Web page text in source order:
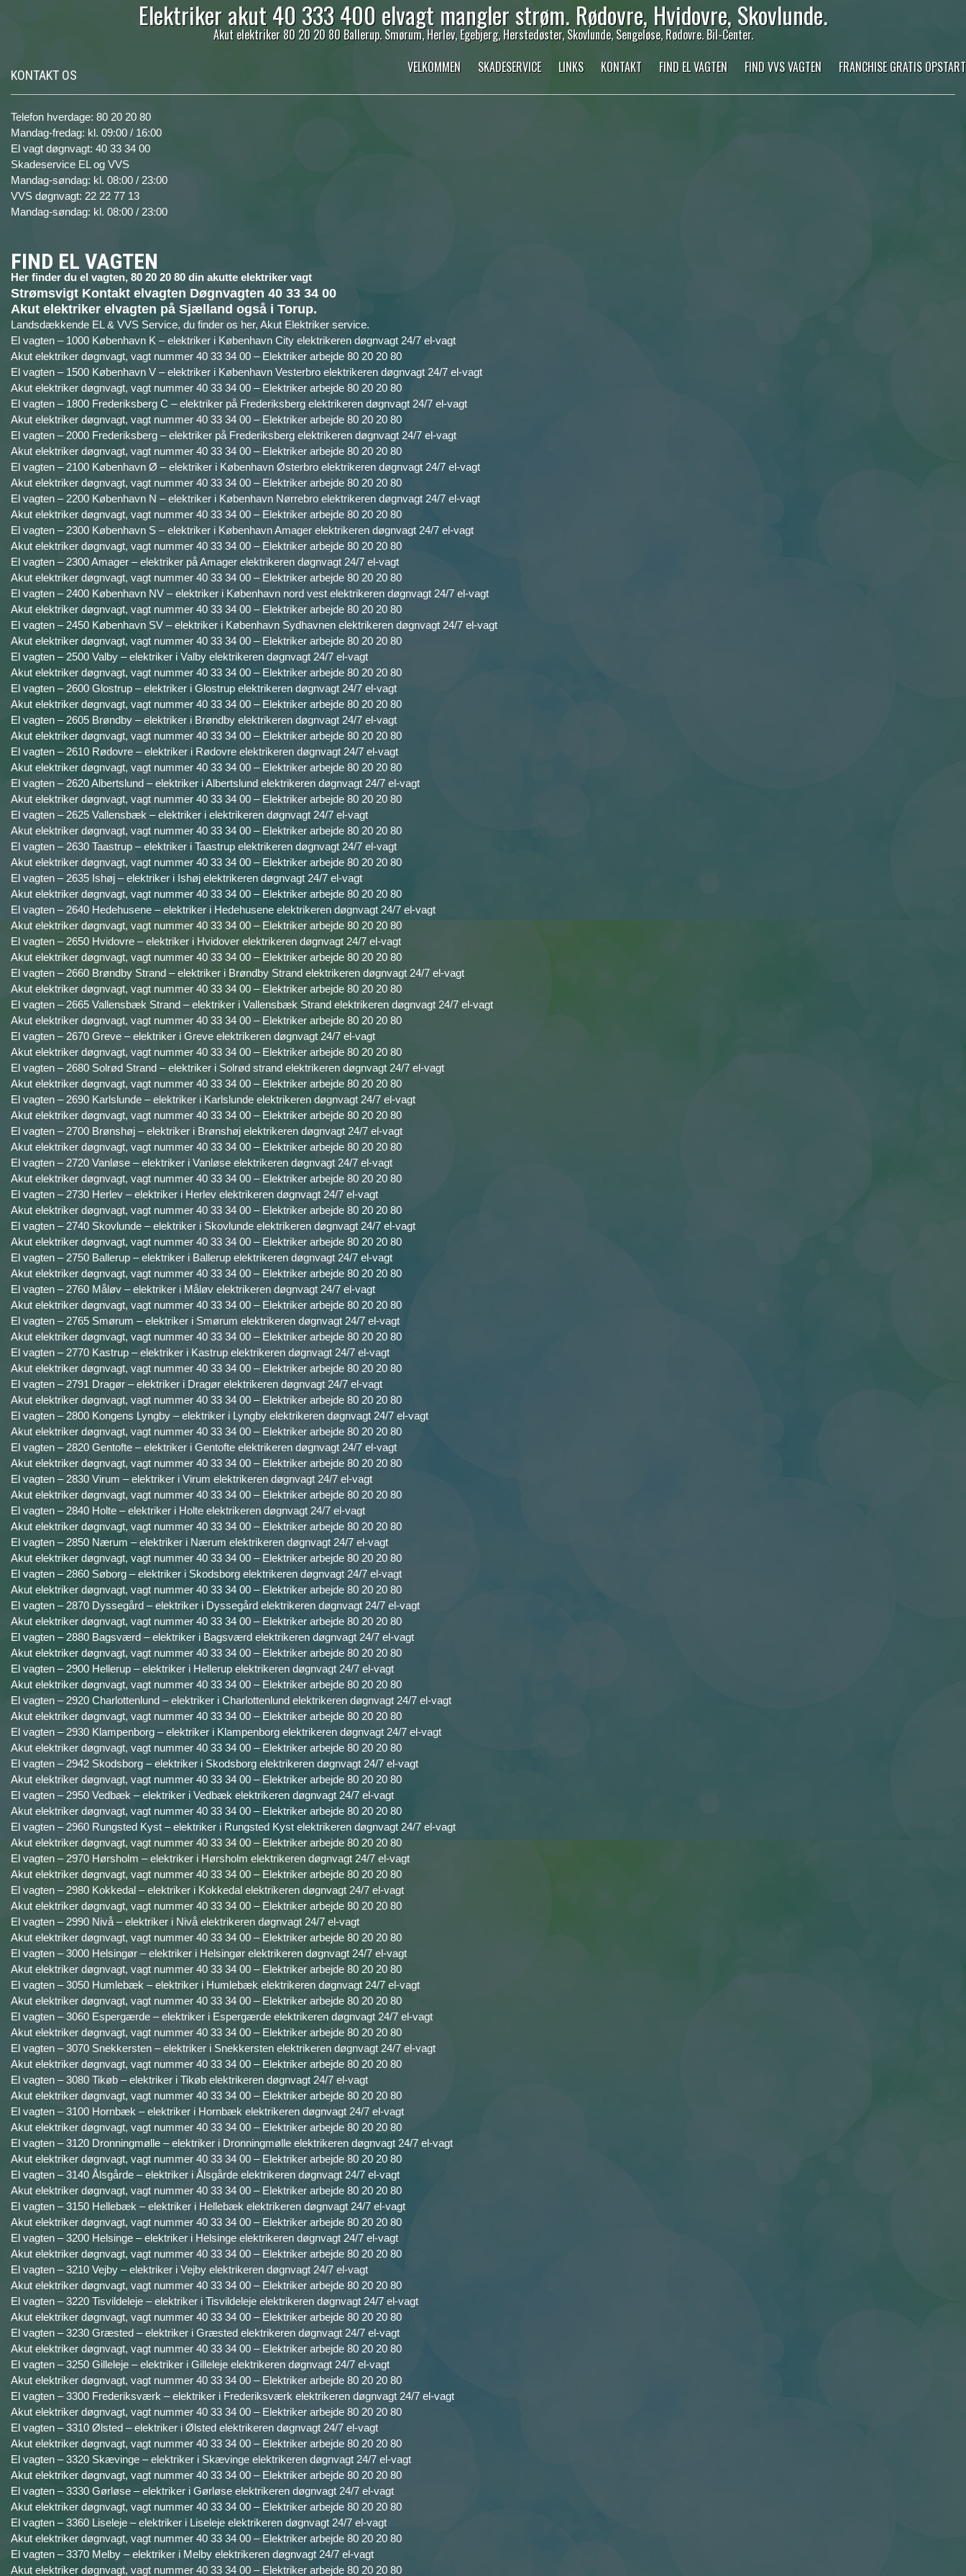
Elektriker akut 40 333 400 elvagt mangler strøm. Rødovre, Hvidovre, Skovlunde.
Akut elektriker 80 20 20 80 Ballerup. Smørum, Herlev, Egebjerg, Herstedøster, Skovlunde, Sengeløse, Rødovre. Bil-Center.
VELKOMMEN
SKADESERVICE LINKS KONTAKT FIND EL VAGTEN FIND VVS VAGTEN FRANCHISE GRATIS OPSTART
KONTAKT OS
Telefon hverdage: 80 20 20 80
Mandag-fredag: kl. 09:00 / 16:00
El vagt døgnvagt: 40 33 34 00
Skadeservice EL og VVS
Mandag-søndag: kl. 08:00 / 23:00
VVS døgnvagt: 22 22 77 13
Mandag-søndag: kl. 08:00 / 23:00
FIND EL VAGTEN
Her finder du el vagten, 80 20 20 80 din akutte elektriker vagt
Strømsvigt Kontakt elvagten Døgnvagten 40 33 34 00
Akut elektriker elvagten på Sjælland også i Torup.
Landsdækkende EL & VVS Service, du finder os her, Akut Elektriker service.
El vagten – 1000 København K – elektriker i København City elektrikeren døgnvagt 24/7 el-vagt
Akut elektriker døgnvagt, vagt nummer 40 33 34 00 – Elektriker arbejde 80 20 20 80
El vagten – 1500 København V – elektriker i København Vesterbro elektrikeren døgnvagt 24/7 el-vagt
Akut elektriker døgnvagt, vagt nummer 40 33 34 00 – Elektriker arbejde 80 20 20 80
El vagten – 1800 Frederiksberg C – elektriker på Frederiksberg elektrikeren døgnvagt 24/7 el-vagt
Akut elektriker døgnvagt, vagt nummer 40 33 34 00 – Elektriker arbejde 80 20 20 80
El vagten – 2000 Frederiksberg – elektriker på Frederiksberg elektrikeren døgnvagt 24/7 el-vagt
Akut elektriker døgnvagt, vagt nummer 40 33 34 00 – Elektriker arbejde 80 20 20 80
El vagten – 2100 København Ø – elektriker i København Østerbro elektrikeren døgnvagt 24/7 el-vagt
Akut elektriker døgnvagt, vagt nummer 40 33 34 00 – Elektriker arbejde 80 20 20 80
El vagten – 2200 København N – elektriker i København Nørrebro elektrikeren døgnvagt 24/7 el-vagt
Akut elektriker døgnvagt, vagt nummer 40 33 34 00 – Elektriker arbejde 80 20 20 80
El vagten – 2300 København S – elektriker i København Amager elektrikeren døgnvagt 24/7 el-vagt
Akut elektriker døgnvagt, vagt nummer 40 33 34 00 – Elektriker arbejde 80 20 20 80
El vagten – 2300 Amager – elektriker på Amager elektrikeren døgnvagt 24/7 el-vagt
Akut elektriker døgnvagt, vagt nummer 40 33 34 00 – Elektriker arbejde 80 20 20 80
El vagten – 2400 København NV – elektriker i København nord vest elektrikeren døgnvagt 24/7 el-vagt
Akut elektriker døgnvagt, vagt nummer 40 33 34 00 – Elektriker arbejde 80 20 20 80
El vagten – 2450 København SV – elektriker i København Sydhavnen elektrikeren døgnvagt 24/7 el-vagt
Akut elektriker døgnvagt, vagt nummer 40 33 34 00 – Elektriker arbejde 80 20 20 80
El vagten – 2500 Valby – elektriker i Valby elektrikeren døgnvagt 24/7 el-vagt
Akut elektriker døgnvagt, vagt nummer 40 33 34 00 – Elektriker arbejde 80 20 20 80
El vagten – 2600 Glostrup – elektriker i Glostrup elektrikeren døgnvagt 24/7 el-vagt
Akut elektriker døgnvagt, vagt nummer 40 33 34 00 – Elektriker arbejde 80 20 20 80
El vagten – 2605 Brøndby – elektriker i Brøndby elektrikeren døgnvagt 24/7 el-vagt
Akut elektriker døgnvagt, vagt nummer 40 33 34 00 – Elektriker arbejde 80 20 20 80
El vagten – 2610 Rødovre – elektriker i Rødovre elektrikeren døgnvagt 24/7 el-vagt
Akut elektriker døgnvagt, vagt nummer 40 33 34 00 – Elektriker arbejde 80 20 20 80
El vagten – 2620 Albertslund – elektriker i Albertslund elektrikeren døgnvagt 24/7 el-vagt
Akut elektriker døgnvagt, vagt nummer 40 33 34 00 – Elektriker arbejde 80 20 20 80
El vagten – 2625 Vallensbæk – elektriker i elektrikeren døgnvagt 24/7 el-vagt
Akut elektriker døgnvagt, vagt nummer 40 33 34 00 – Elektriker arbejde 80 20 20 80
El vagten – 2630 Taastrup – elektriker i Taastrup elektrikeren døgnvagt 24/7 el-vagt
Akut elektriker døgnvagt, vagt nummer 40 33 34 00 – Elektriker arbejde 80 20 20 80
El vagten – 2635 Ishøj – elektriker i Ishøj elektrikeren døgnvagt 24/7 el-vagt
Akut elektriker døgnvagt, vagt nummer 40 33 34 00 – Elektriker arbejde 80 20 20 80
El vagten – 2640 Hedehusene – elektriker i Hedehusene elektrikeren døgnvagt 24/7 el-vagt
Akut elektriker døgnvagt, vagt nummer 40 33 34 00 – Elektriker arbejde 80 20 20 80
El vagten – 2650 Hvidovre – elektriker i Hvidover elektrikeren døgnvagt 24/7 el-vagt
Akut elektriker døgnvagt, vagt nummer 40 33 34 00 – Elektriker arbejde 80 20 20 80
El vagten – 2660 Brøndby Strand – elektriker i Brøndby Strand elektrikeren døgnvagt 24/7 el-vagt
Akut elektriker døgnvagt, vagt nummer 40 33 34 00 – Elektriker arbejde 80 20 20 80
El vagten – 2665 Vallensbæk Strand – elektriker i Vallensbæk Strand elektrikeren døgnvagt 24/7 el-vagt
Akut elektriker døgnvagt, vagt nummer 40 33 34 00 – Elektriker arbejde 80 20 20 80
El vagten – 2670 Greve – elektriker i Greve elektrikeren døgnvagt 24/7 el-vagt
Akut elektriker døgnvagt, vagt nummer 40 33 34 00 – Elektriker arbejde 80 20 20 80
El vagten – 2680 Solrød Strand – elektriker i Solrød strand elektrikeren døgnvagt 24/7 el-vagt
Akut elektriker døgnvagt, vagt nummer 40 33 34 00 – Elektriker arbejde 80 20 20 80
El vagten – 2690 Karlslunde – elektriker i Karlslunde elektrikeren døgnvagt 24/7 el-vagt
Akut elektriker døgnvagt, vagt nummer 40 33 34 00 – Elektriker arbejde 80 20 20 80
El vagten – 2700 Brønshøj – elektriker i Brønshøj elektrikeren døgnvagt 24/7 el-vagt
Akut elektriker døgnvagt, vagt nummer 40 33 34 00 – Elektriker arbejde 80 20 20 80
El vagten – 2720 Vanløse – elektriker i Vanløse elektrikeren døgnvagt 24/7 el-vagt
Akut elektriker døgnvagt, vagt nummer 40 33 34 00 – Elektriker arbejde 80 20 20 80
El vagten – 2730 Herlev – elektriker i Herlev elektrikeren døgnvagt 24/7 el-vagt
Akut elektriker døgnvagt, vagt nummer 40 33 34 00 – Elektriker arbejde 80 20 20 80
El vagten – 2740 Skovlunde – elektriker i Skovlunde elektrikeren døgnvagt 24/7 el-vagt
Akut elektriker døgnvagt, vagt nummer 40 33 34 00 – Elektriker arbejde 80 20 20 80
El vagten – 2750 Ballerup – elektriker i Ballerup elektrikeren døgnvagt 24/7 el-vagt
Akut elektriker døgnvagt, vagt nummer 40 33 34 00 – Elektriker arbejde 80 20 20 80
El vagten – 2760 Måløv – elektriker i Måløv elektrikeren døgnvagt 24/7 el-vagt
Akut elektriker døgnvagt, vagt nummer 40 33 34 00 – Elektriker arbejde 80 20 20 80
El vagten – 2765 Smørum – elektriker i Smørum elektrikeren døgnvagt 24/7 el-vagt
Akut elektriker døgnvagt, vagt nummer 40 33 34 00 – Elektriker arbejde 80 20 20 80
El vagten – 2770 Kastrup – elektriker i Kastrup elektrikeren døgnvagt 24/7 el-vagt
Akut elektriker døgnvagt, vagt nummer 40 33 34 00 – Elektriker arbejde 80 20 20 80
El vagten – 2791 Dragør – elektriker i Dragør elektrikeren døgnvagt 24/7 el-vagt
Akut elektriker døgnvagt, vagt nummer 40 33 34 00 – Elektriker arbejde 80 20 20 80
El vagten – 2800 Kongens Lyngby – elektriker i Lyngby elektrikeren døgnvagt 24/7 el-vagt
Akut elektriker døgnvagt, vagt nummer 40 33 34 00 – Elektriker arbejde 80 20 20 80
El vagten – 2820 Gentofte – elektriker i Gentofte elektrikeren døgnvagt 24/7 el-vagt
Akut elektriker døgnvagt, vagt nummer 40 33 34 00 – Elektriker arbejde 80 20 20 80
El vagten – 2830 Virum – elektriker i Virum elektrikeren døgnvagt 24/7 el-vagt
Akut elektriker døgnvagt, vagt nummer 40 33 34 00 – Elektriker arbejde 80 20 20 80
El vagten – 2840 Holte – elektriker i Holte elektrikeren døgnvagt 24/7 el-vagt
Akut elektriker døgnvagt, vagt nummer 40 33 34 00 – Elektriker arbejde 80 20 20 80
El vagten – 2850 Nærum – elektriker i Nærum elektrikeren døgnvagt 24/7 el-vagt
Akut elektriker døgnvagt, vagt nummer 40 33 34 00 – Elektriker arbejde 80 20 20 80
El vagten – 2860 Søborg – elektriker i Skodsborg elektrikeren døgnvagt 24/7 el-vagt
Akut elektriker døgnvagt, vagt nummer 40 33 34 00 – Elektriker arbejde 80 20 20 80
El vagten – 2870 Dyssegård – elektriker i Dyssegård elektrikeren døgnvagt 24/7 el-vagt
Akut elektriker døgnvagt, vagt nummer 40 33 34 00 – Elektriker arbejde 80 20 20 80
El vagten – 2880 Bagsværd – elektriker i Bagsværd elektrikeren døgnvagt 24/7 el-vagt
Akut elektriker døgnvagt, vagt nummer 40 33 34 00 – Elektriker arbejde 80 20 20 80
El vagten – 2900 Hellerup – elektriker i Hellerup elektrikeren døgnvagt 24/7 el-vagt
Akut elektriker døgnvagt, vagt nummer 40 33 34 00 – Elektriker arbejde 80 20 20 80
El vagten – 2920 Charlottenlund – elektriker i Charlottenlund elektrikeren døgnvagt 24/7 el-vagt
Akut elektriker døgnvagt, vagt nummer 40 33 34 00 – Elektriker arbejde 80 20 20 80
El vagten – 2930 Klampenborg – elektriker i Klampenborg elektrikeren døgnvagt 24/7 el-vagt
Akut elektriker døgnvagt, vagt nummer 40 33 34 00 – Elektriker arbejde 80 20 20 80
El vagten – 2942 Skodsborg – elektriker i Skodsborg elektrikeren døgnvagt 24/7 el-vagt
Akut elektriker døgnvagt, vagt nummer 40 33 34 00 – Elektriker arbejde 80 20 20 80
El vagten – 2950 Vedbæk – elektriker i Vedbæk elektrikeren døgnvagt 24/7 el-vagt
Akut elektriker døgnvagt, vagt nummer 40 33 34 00 – Elektriker arbejde 80 20 20 80
El vagten – 2960 Rungsted Kyst – elektriker i Rungsted Kyst elektrikeren døgnvagt 24/7 el-vagt
Akut elektriker døgnvagt, vagt nummer 40 33 34 00 – Elektriker arbejde 80 20 20 80
El vagten – 2970 Hørsholm – elektriker i Hørsholm elektrikeren døgnvagt 24/7 el-vagt
Akut elektriker døgnvagt, vagt nummer 40 33 34 00 – Elektriker arbejde 80 20 20 80
El vagten – 2980 Kokkedal – elektriker i Kokkedal elektrikeren døgnvagt 24/7 el-vagt
Akut elektriker døgnvagt, vagt nummer 40 33 34 00 – Elektriker arbejde 80 20 20 80
El vagten – 2990 Nivå – elektriker i Nivå elektrikeren døgnvagt 24/7 el-vagt
Akut elektriker døgnvagt, vagt nummer 40 33 34 00 – Elektriker arbejde 80 20 20 80
El vagten – 3000 Helsingør – elektriker i Helsingør elektrikeren døgnvagt 24/7 el-vagt
Akut elektriker døgnvagt, vagt nummer 40 33 34 00 – Elektriker arbejde 80 20 20 80
El vagten – 3050 Humlebæk – elektriker i Humlebæk elektrikeren døgnvagt 24/7 el-vagt
Akut elektriker døgnvagt, vagt nummer 40 33 34 00 – Elektriker arbejde 80 20 20 80
El vagten – 3060 Espergærde – elektriker i Espergærde elektrikeren døgnvagt 24/7 el-vagt
Akut elektriker døgnvagt, vagt nummer 40 33 34 00 – Elektriker arbejde 80 20 20 80
El vagten – 3070 Snekkersten – elektriker i Snekkersten elektrikeren døgnvagt 24/7 el-vagt
Akut elektriker døgnvagt, vagt nummer 40 33 34 00 – Elektriker arbejde 80 20 20 80
El vagten – 3080 Tikøb – elektriker i Tikøb elektrikeren døgnvagt 24/7 el-vagt
Akut elektriker døgnvagt, vagt nummer 40 33 34 00 – Elektriker arbejde 80 20 20 80
El vagten – 3100 Hornbæk – elektriker i Hornbæk elektrikeren døgnvagt 24/7 el-vagt
Akut elektriker døgnvagt, vagt nummer 40 33 34 00 – Elektriker arbejde 80 20 20 80
El vagten – 3120 Dronningmølle – elektriker i Dronningmølle elektrikeren døgnvagt 24/7 el-vagt
Akut elektriker døgnvagt, vagt nummer 40 33 34 00 – Elektriker arbejde 80 20 20 80
El vagten – 3140 Ålsgårde – elektriker i Ålsgårde elektrikeren døgnvagt 24/7 el-vagt
Akut elektriker døgnvagt, vagt nummer 40 33 34 00 – Elektriker arbejde 80 20 20 80
El vagten – 3150 Hellebæk – elektriker i Hellebæk elektrikeren døgnvagt 24/7 el-vagt
Akut elektriker døgnvagt, vagt nummer 40 33 34 00 – Elektriker arbejde 80 20 20 80
El vagten – 3200 Helsinge – elektriker i Helsinge elektrikeren døgnvagt 24/7 el-vagt
Akut elektriker døgnvagt, vagt nummer 40 33 34 00 – Elektriker arbejde 80 20 20 80
El vagten – 3210 Vejby – elektriker i Vejby elektrikeren døgnvagt 24/7 el-vagt
Akut elektriker døgnvagt, vagt nummer 40 33 34 00 – Elektriker arbejde 80 20 20 80
El vagten – 3220 Tisvildeleje – elektriker i Tisvildeleje elektrikeren døgnvagt 24/7 el-vagt
Akut elektriker døgnvagt, vagt nummer 40 33 34 00 – Elektriker arbejde 80 20 20 80
El vagten – 3230 Græsted – elektriker i Græsted elektrikeren døgnvagt 24/7 el-vagt
Akut elektriker døgnvagt, vagt nummer 40 33 34 00 – Elektriker arbejde 80 20 20 80
El vagten – 3250 Gilleleje – elektriker i Gilleleje elektrikeren døgnvagt 24/7 el-vagt
Akut elektriker døgnvagt, vagt nummer 40 33 34 00 – Elektriker arbejde 80 20 20 80
El vagten – 3300 Frederiksværk – elektriker i Frederiksværk elektrikeren døgnvagt 24/7 el-vagt
Akut elektriker døgnvagt, vagt nummer 40 33 34 00 – Elektriker arbejde 80 20 20 80
El vagten – 3310 Ølsted – elektriker i Ølsted elektrikeren døgnvagt 24/7 el-vagt
Akut elektriker døgnvagt, vagt nummer 40 33 34 00 – Elektriker arbejde 80 20 20 80
El vagten – 3320 Skævinge – elektriker i Skævinge elektrikeren døgnvagt 24/7 el-vagt
Akut elektriker døgnvagt, vagt nummer 40 33 34 00 – Elektriker arbejde 80 20 20 80
El vagten – 3330 Gørløse – elektriker i Gørløse elektrikeren døgnvagt 24/7 el-vagt
Akut elektriker døgnvagt, vagt nummer 40 33 34 00 – Elektriker arbejde 80 20 20 80
El vagten – 3360 Liseleje – elektriker i Liseleje elektrikeren døgnvagt 24/7 el-vagt
Akut elektriker døgnvagt, vagt nummer 40 33 34 00 – Elektriker arbejde 80 20 20 80
El vagten – 3370 Melby – elektriker i Melby elektrikeren døgnvagt 24/7 el-vagt
Akut elektriker døgnvagt, vagt nummer 40 33 34 00 – Elektriker arbejde 80 20 20 80